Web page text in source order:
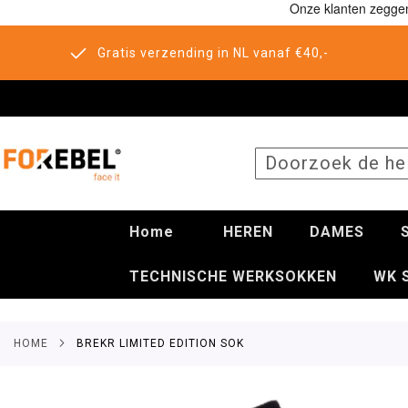
Gratis verzending in NL vanaf €40,-
Home HEREN DAMES
TECHNISCHE WERKSOKKEN WK
HOME BREKR LIMITED EDITION SOK